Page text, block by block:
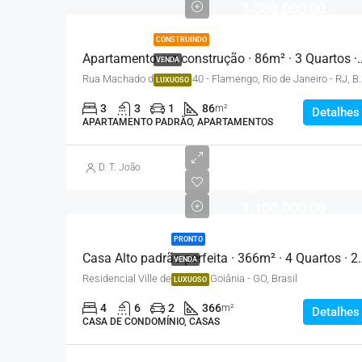
CONSTRUINDO
VENDA
LUXUOSO
Apartamento em
Rua Machado de
3 3 1 86m²
APARTAMENTO PADRÃO, APARTAMENTOS
Detalhes
D. T. João
PRONTO
VENDA
LUXUOSO
Casa Alto padrão
Residencial Ville de France, Goiânia - GO, Brasil
4 6 2 366m²
CASA DE CONDOMÍNIO, CASAS
Detalhes